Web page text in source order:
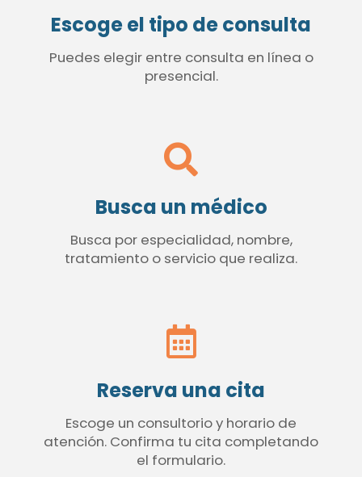
Escoge el tipo de consulta
Puedes elegir entre consulta en línea o
presencial.
Busca un médico
Busca por especialidad, nombre,
tratamiento o servicio que realiza.
Reserva una cita
Escoge un consultorio y horario de
atención. Confirma tu cita completando
el formulario.